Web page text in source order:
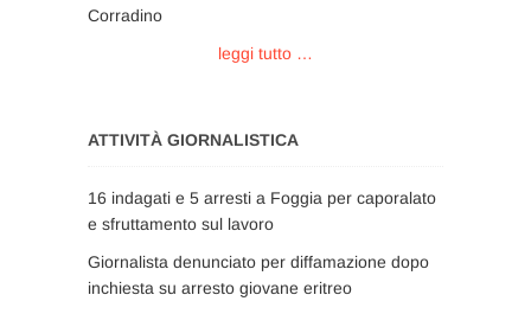
Corradino
leggi tutto …
ATTIVITÀ GIORNALISTICA
16 indagati e 5 arresti a Foggia per caporalato
e sfruttamento sul lavoro
Giornalista denunciato per diffamazione dopo
inchiesta su arresto giovane eritreo